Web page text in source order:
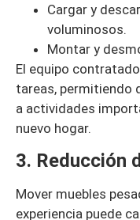
Cargar y
voluminosos.
Montar y
El equipo
tareas, permitiendo
a actividades
nuevo hogar.
3. Reducción
Mover muebles
experiencia puede